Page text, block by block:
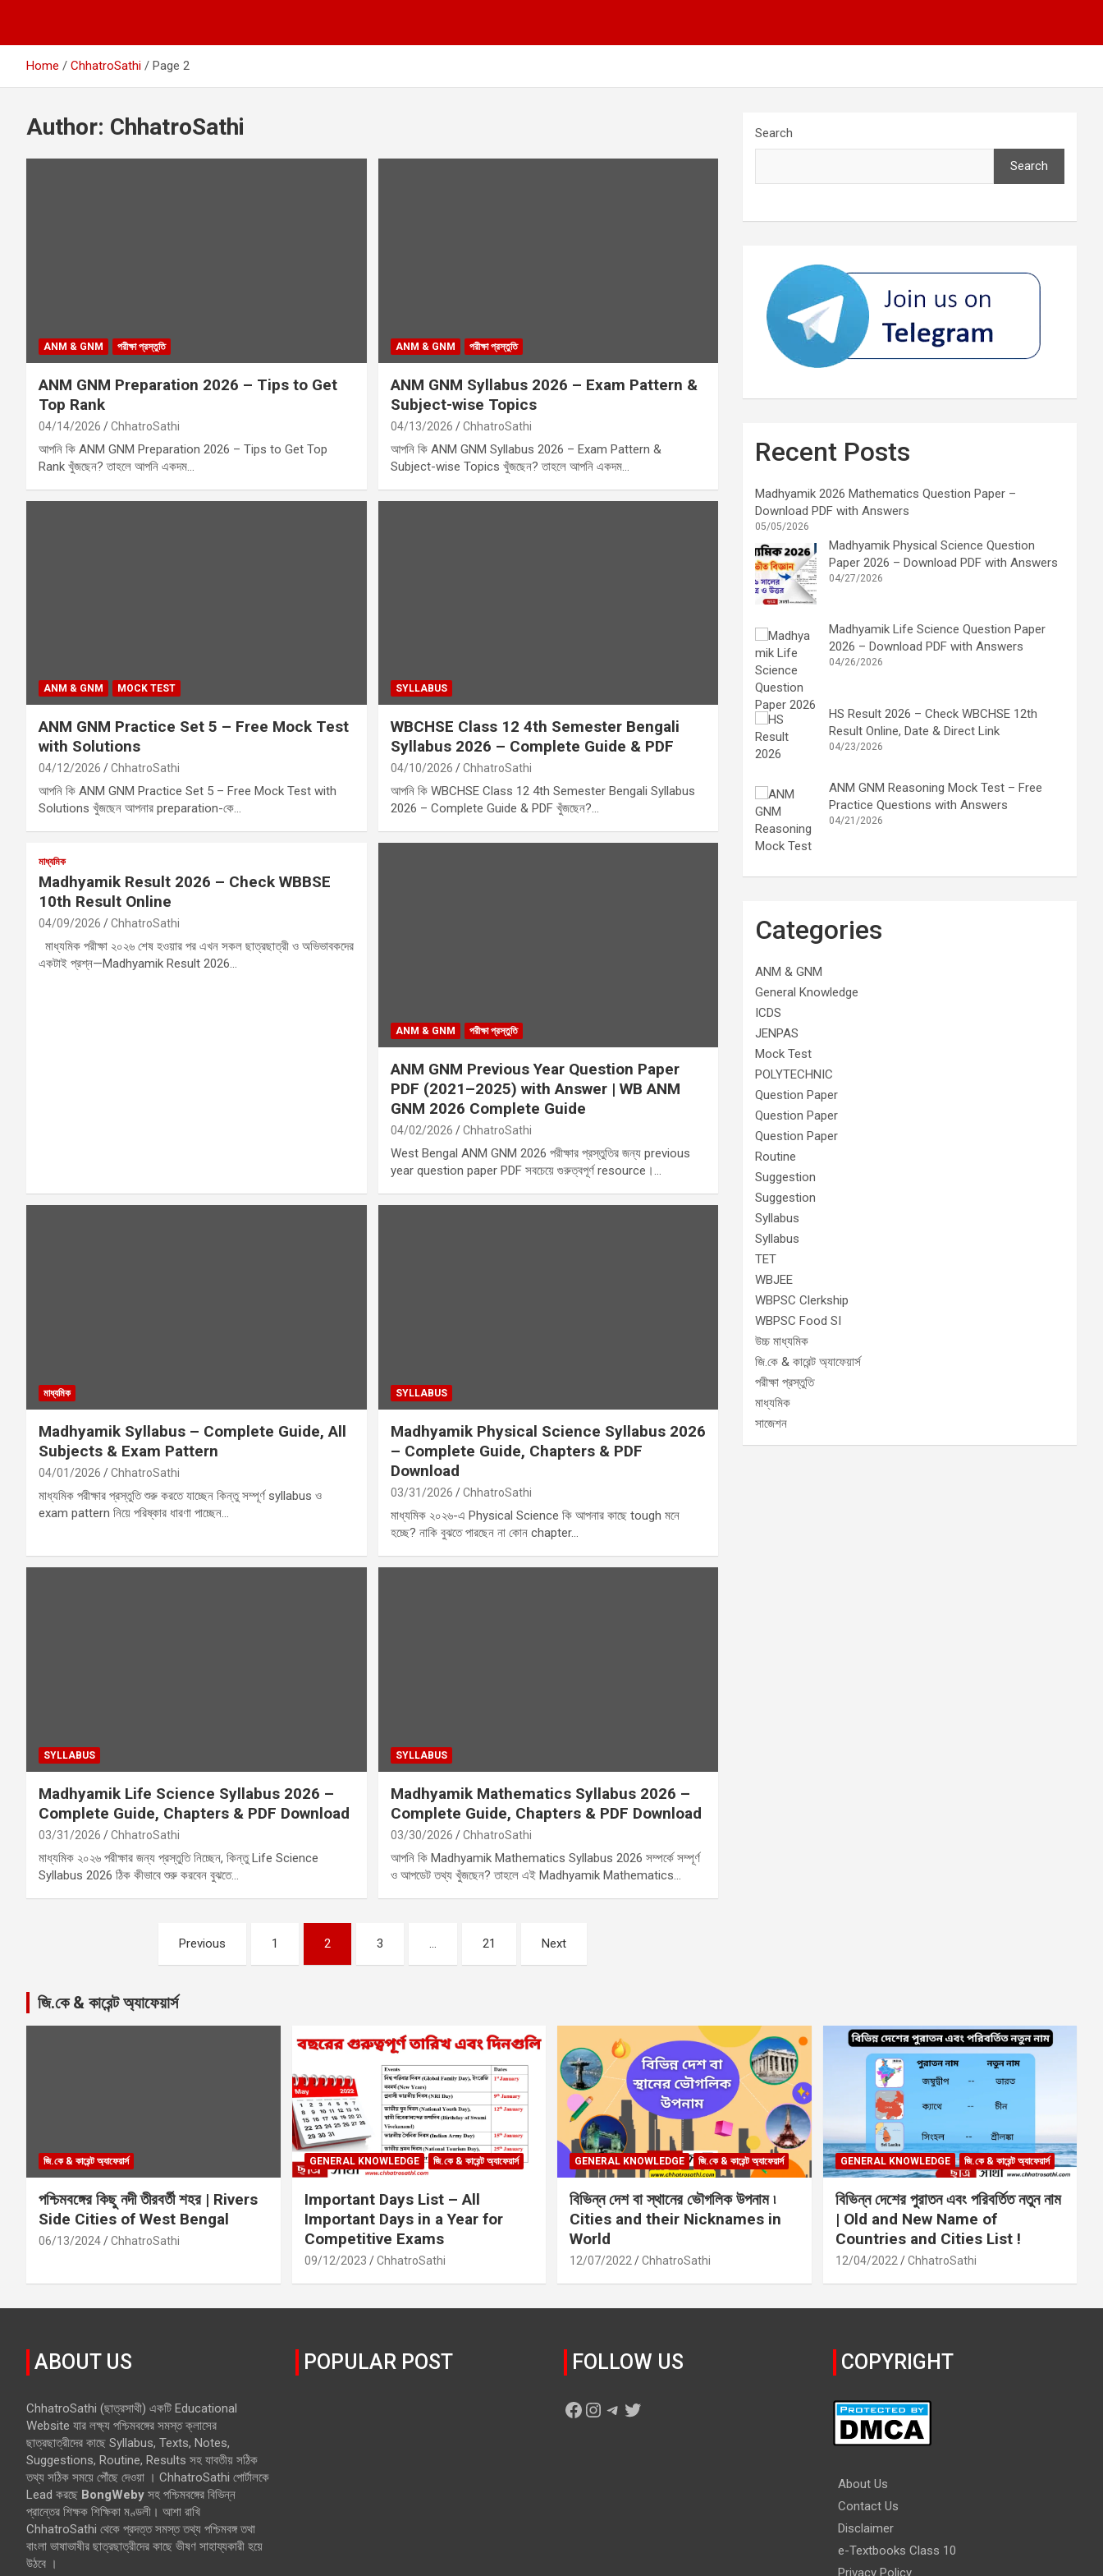
Home ChhatroSathi Page 2
Author: ChhatroSathi
ANM & GNM পরীক্ষা প্রস্তুতি
ANM GNM Preparation 2026 – Tips to Get
Top Rank
04/14/2026 ChhatroSathi
আপনি কি ANM GNM Preparation 2026 – Tips to Get Top
Rank খুঁজছেন? তাহলে আপনি একদম…
ANM & GNM পরীক্ষা প্রস্তুতি
ANM GNM Syllabus 2026 – Exam Pattern &
Subject-wise Topics
04/13/2026 ChhatroSathi
আপনি কি ANM GNM Syllabus 2026 – Exam Pattern &
Subject-wise Topics খুঁজছেন? তাহলে আপনি একদম…
ANM & GNM MOCK TEST
ANM GNM Practice Set 5 – Free Mock Test
with Solutions
04/12/2026 ChhatroSathi
আপনি কি ANM GNM Practice Set 5 – Free Mock Test with
Solutions খুঁজছেন আপনার preparation-কে…
SYLLABUS
WBCHSE Class 12 4th Semester Bengali
Syllabus 2026 – Complete Guide & PDF
04/10/2026 ChhatroSathi
আপনি কি WBCHSE Class 12 4th Semester Bengali Syllabus
2026 – Complete Guide & PDF খুঁজছেন?…
মাধ্যমিক
Madhyamik Result 2026 – Check WBBSE
10th Result Online
04/09/2026 ChhatroSathi
মাধ্যমিক পরীক্ষা ২০২৬ শেষ হওয়ার পর এখন সকল ছাত্রছাত্রী ও অভিভাবকদের
একটাই প্রশ্ন—Madhyamik Result 2026…
ANM & GNM পরীক্ষা প্রস্তুতি
ANM GNM Previous Year Question Paper
PDF (2021–2025) with Answer | WB ANM
GNM 2026 Complete Guide
04/02/2026 ChhatroSathi
West Bengal ANM GNM 2026 পরীক্ষার প্রস্তুতির জন্য previous
year question paper PDF সবচেয়ে গুরুত্বপূর্ণ resource।…
মাধ্যমিক
Madhyamik Syllabus – Complete Guide, All
Subjects & Exam Pattern
04/01/2026 ChhatroSathi
মাধ্যমিক পরীক্ষার প্রস্তুতি শুরু করতে যাচ্ছেন কিন্তু সম্পূর্ণ syllabus ও
exam pattern নিয়ে পরিষ্কার ধারণা পাচ্ছেন…
SYLLABUS
Madhyamik Physical Science Syllabus 2026
– Complete Guide, Chapters & PDF
Download
03/31/2026 ChhatroSathi
মাধ্যমিক ২০২৬-এ Physical Science কি আপনার কাছে tough মনে
হচ্ছে? নাকি বুঝতে পারছেন না কোন chapter…
SYLLABUS
Madhyamik Life Science Syllabus 2026 –
Complete Guide, Chapters & PDF Download
03/31/2026 ChhatroSathi
মাধ্যমিক ২০২৬ পরীক্ষার জন্য প্রস্তুতি নিচ্ছেন, কিন্তু Life Science
Syllabus 2026 ঠিক কীভাবে শুরু করবেন বুঝতে…
SYLLABUS
Madhyamik Mathematics Syllabus 2026 –
Complete Guide, Chapters & PDF Download
03/30/2026 ChhatroSathi
আপনি কি Madhyamik Mathematics Syllabus 2026 সম্পর্কে সম্পূর্ণ
ও আপডেট তথ্য খুঁজছেন? তাহলে এই Madhyamik Mathematics…
Previous 1 2 3 … 21 Next
Search
Search
Recent Posts
Madhyamik 2026 Mathematics Question Paper –
Download PDF with Answers
05/05/2026
Madhyamik Physical Science Question
Paper 2026 – Download PDF with Answers
04/27/2026
Madhyamik Life Science Question Paper
2026 – Download PDF with Answers
04/26/2026
HS Result 2026 – Check WBCHSE 12th
Result Online, Date & Direct Link
04/23/2026
ANM GNM Reasoning Mock Test – Free
Practice Questions with Answers
04/21/2026
Categories
ANM & GNM
General Knowledge
ICDS
JENPAS
Mock Test
POLYTECHNIC
Question Paper
Question Paper
Question Paper
Routine
Suggestion
Suggestion
Syllabus
Syllabus
TET
WBJEE
WBPSC Clerkship
WBPSC Food SI
উচ্চ মাধ্যমিক
জি.কে & কারেন্ট অ্যাফেয়ার্স
পরীক্ষা প্রস্তুতি
মাধ্যমিক
সাজেশন
জি.কে & কারেন্ট অ্যাফেয়ার্স
জি.কে & কারেন্ট অ্যাফেয়ার্স
পশ্চিমবঙ্গের কিছু নদী তীরবর্তী শহর | Rivers
Side Cities of West Bengal
06/13/2024 ChhatroSathi
GENERAL KNOWLEDGE জি.কে & কারেন্ট অ্যাফেয়ার্স
Important Days List – All
Important Days in a Year for
Competitive Exams
09/12/2023 ChhatroSathi
GENERAL KNOWLEDGE জি.কে & কারেন্ট অ্যাফেয়ার্স
বিভিন্ন দেশ বা স্থানের ভৌগলিক উপনাম ৷
Cities and their Nicknames in
World
12/07/2022 ChhatroSathi
GENERAL KNOWLEDGE জি.কে & কারেন্ট অ্যাফেয়ার্স
বিভিন্ন দেশের পুরাতন এবং পরিবর্তিত নতুন নাম
| Old and New Name of
Countries and Cities List !
12/04/2022 ChhatroSathi
ABOUT US
ChhatroSathi (ছাত্রসাথী) একটি Educational
Website যার লক্ষ্য পশ্চিমবঙ্গের সমস্ত ক্লাসের
ছাত্রছাত্রীদের কাছে Syllabus, Texts, Notes,
Suggestions, Routine, Results সহ যাবতীয় সঠিক
তথ্য সঠিক সময়ে পৌঁছে দেওয়া । ChhatroSathi পোর্টালকে
Lead করছে BongWeby সহ পশ্চিমবঙ্গের বিভিন্ন
প্রান্তের শিক্ষক শিক্ষিকা মণ্ডলী। আশা রাখি
ChhatroSathi থেকে প্রদত্ত সমস্ত তথ্য পশ্চিমবঙ্গ তথা
বাংলা ভাষাভাষীর ছাত্রছাত্রীদের কাছে ভীষণ সাহায্যকারী হয়ে
উঠবে ।
POPULAR POST FOLLOW US
Facebook
Instagram
Telegram
Twitter
COPYRIGHT
About Us
Contact Us
Disclaimer
e-Textbooks Class 10